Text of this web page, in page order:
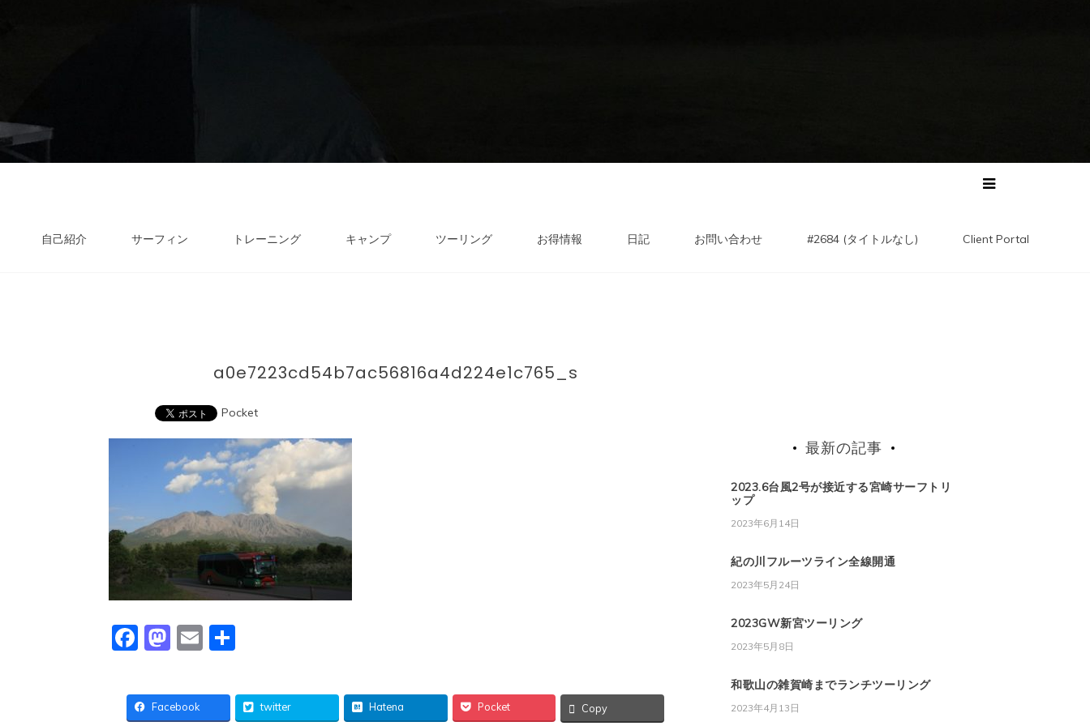
自己紹介 サーフィン トレーニング キャンプ ツーリング お得情報 日記 お問い合わせ #2684 (タイトルなし) Client Portal
a0e7223cd54b7ac56816a4d224e1c765_s
Pocket
Facebook
Mastodon
Email
Facebook twitter Hatena Pocket Copy
最新の記事
2023.6台風2号が接近する宮崎サーフトリ
ップ
2023年6月14日
紀の川フルーツライン全線開通
2023年5月24日
2023GW新宮ツーリング
2023年5月8日
和歌山の雑賀崎までランチツーリング
2023年4月13日